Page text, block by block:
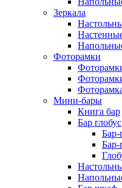
Зеркала
Фоторамки
Мини-бары
Книга бар
Бар глобус
Бар-
Бар-